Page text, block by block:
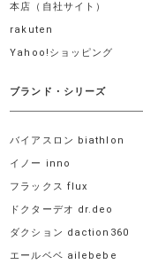
本店（自社サイト）
rakuten
Yahoo!ショッピング
ブランド・シリーズ
バイアスロン biathlon
イノー inno
フラックス flux
ドクターデオ dr.deo
ダクション daction360
エールベベ ailebebe